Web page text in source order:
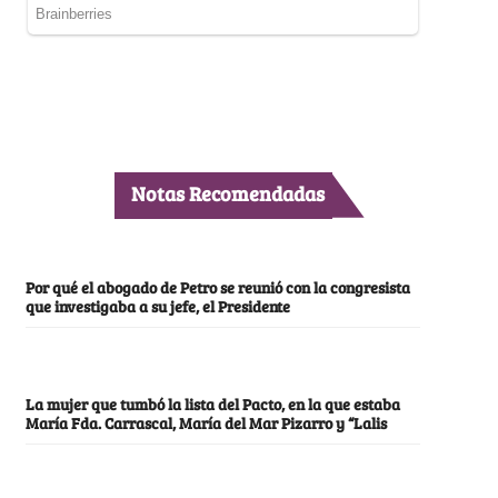
Notas Recomendadas
Por qué el abogado de Petro se reunió con la congresista
que investigaba a su jefe, el Presidente
La mujer que tumbó la lista del Pacto, en la que estaba
María Fda. Carrascal, María del Mar Pizarro y “Lalis